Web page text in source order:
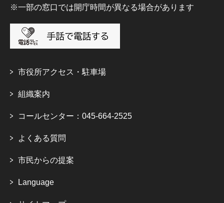
※一部の窓口では開庁時間が異なる場合があります
市役所アクセス・駐車場
組織案内
コールセンター：045-664-2525
よくある質問
市民からの提案
Language